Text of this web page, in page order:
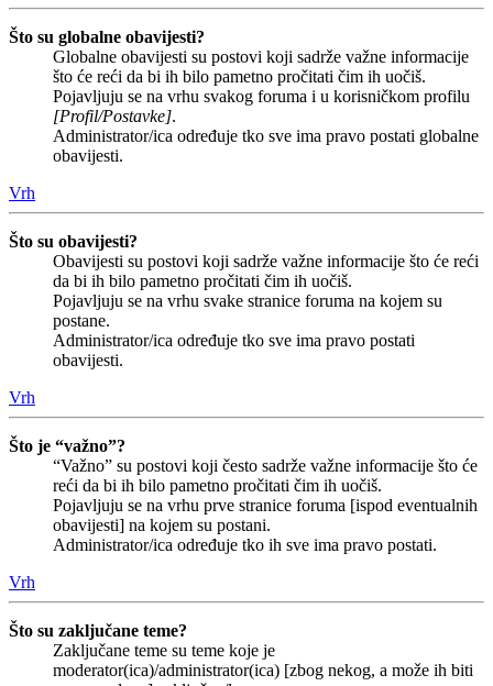
Što su globalne obavijesti?
Globalne obavijesti su postovi koji sadrže važne informacije
što će reći da bi ih bilo pametno pročitati čim ih uočiš.
Pojavljuju se na vrhu svakog foruma i u korisničkom profilu
[Profil/Postavke].
Administrator/ica određuje tko sve ima pravo postati globalne
obavijesti.
Vrh
Što su obavijesti?
Obavijesti su postovi koji sadrže važne informacije što će reći
da bi ih bilo pametno pročitati čim ih uočiš.
Pojavljuju se na vrhu svake stranice foruma na kojem su
postane.
Administrator/ica određuje tko sve ima pravo postati
obavijesti.
Vrh
Što je “važno”?
“Važno” su postovi koji često sadrže važne informacije što će
reći da bi ih bilo pametno pročitati čim ih uočiš.
Pojavljuju se na vrhu prve stranice foruma [ispod eventualnih
obavijesti] na kojem su postani.
Administrator/ica određuje tko ih sve ima pravo postati.
Vrh
Što su zaključane teme?
Zaključane teme su teme koje je
moderator(ica)/administrator(ica) [zbog nekog, a može ih biti